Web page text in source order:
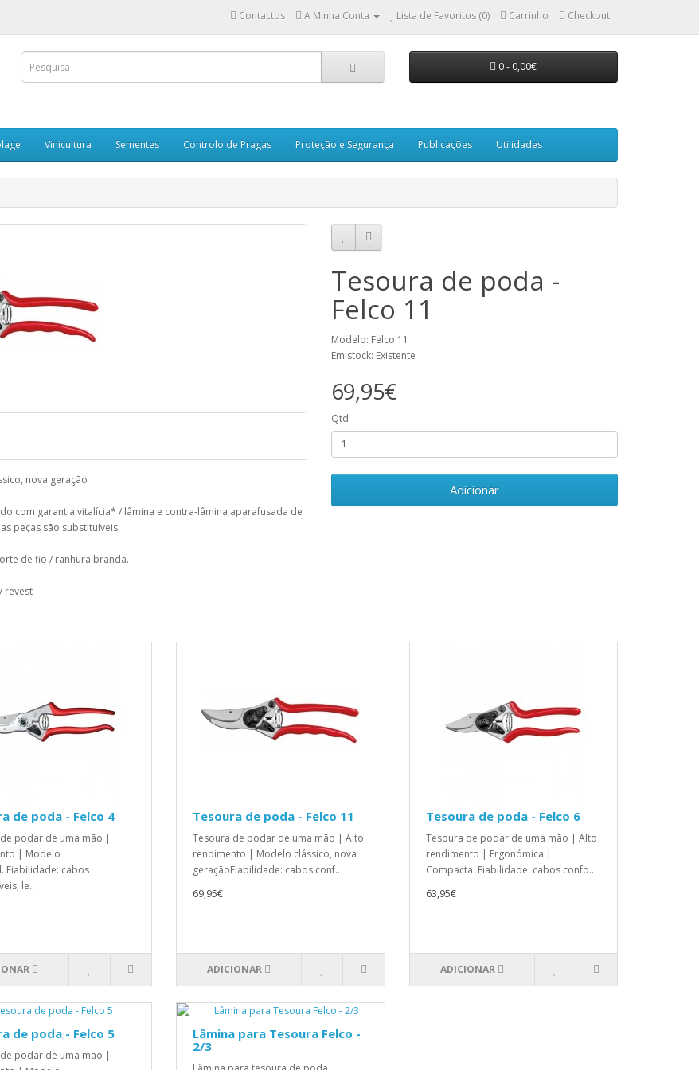
Contactos A Minha Conta Lista de Favoritos (0) Carrinho Checkout
0 - 0,00€
Vinicultura Sementes Controlo de Pragas Proteção e Segurança Publicações Utilidades
nova geração
com garantia vitalícia* / lâmina e contra-lâmina aparafusada de
peças são substituíveis.
de fio / ranhura branda.
revest
Tesoura de poda -
Felco 11
Modelo: Felco 11
Em stock: Existente
69,95€
Qtd
Adicionar
de poda - Felco 4
podar de uma mão |
| Modelo
Fiabilidade: cabos
le..
Tesoura de poda - Felco 11
Tesoura de podar de uma mão | Alto
rendimento | Modelo clássico, nova
geraçãoFiabilidade: cabos conf..
69,95€
ADICIONAR
Tesoura de poda - Felco 6
Tesoura de podar de uma mão | Alto
rendimento | Ergonómica |
Compacta. Fiabilidade: cabos confo..
63,95€
ADICIONAR
de poda - Felco 5
podar de uma mão |
Lâmina para Tesoura Felco -
2/3